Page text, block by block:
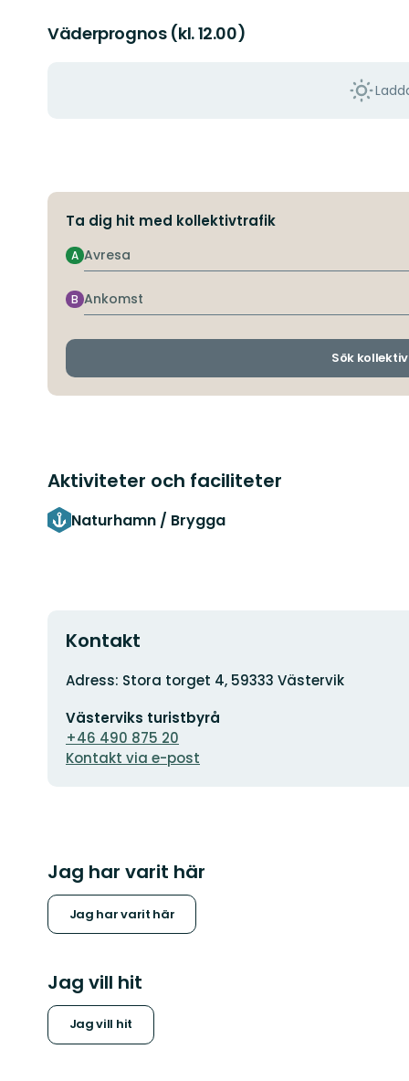
Väderprognos (kl. 12.00)
Ta dig hit med kollektivtrafik
Avresa
A
Ankomst
B
Sök
Aktiviteter och faciliteter
Naturhamn / Brygga
Kontakt
Adress
Adress: Stora torget 4, 59333 Västervik
postadress
Västerviks turistbyrå
+46 490 875 20
Kontakt via e-post
Jag har varit här
Jag har varit här
Jag vill hit
Jag vill hit